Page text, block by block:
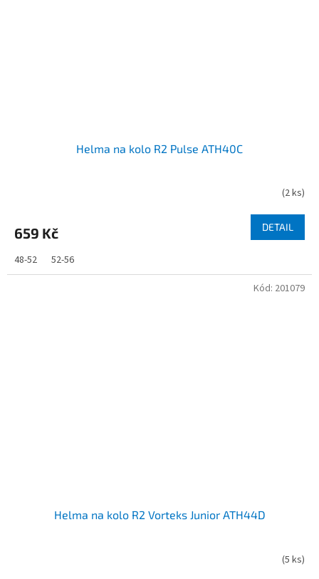
Helma na kolo R2 Pulse ATH40C
(2 ks)
659 Kč DETAIL
48-52 52-56
Helma na kolo R2 Vorteks Junior ATH44D
(5 ks)
Kód: 201079